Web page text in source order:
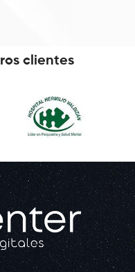
clientes